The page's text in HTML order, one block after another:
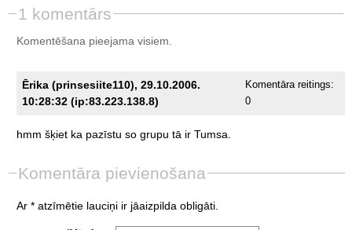
1 komentārs
Komentēšana pieejama visiem.
Ērika (prinsesiite110), 29.10.2006.
10:28:32 (ip:83.223.138.8)
Komentāra reitings:
0
hmm šķiet ka pazīstu so grupu tā ir Tumsa.
Komentāra pievienošana
Ar * atzīmētie lauciņi ir jāaizpilda obligāti.